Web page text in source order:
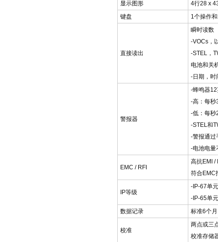
显示图形
4行28 x
键盘
1个操作
直接读出
瞬时读数
-VOCs，
-STEL，
电池和关
-日期，时
警报器
-蜂鸣器
-高：每秒
-低：每秒
-STEL和
-警报通过
-电池电量
EMC / RFI
高抗EMI /
符合EMC
IP等级
-IP-67单
-IP-65单
数据记录
标准6个
校准
两点或三
校准存储